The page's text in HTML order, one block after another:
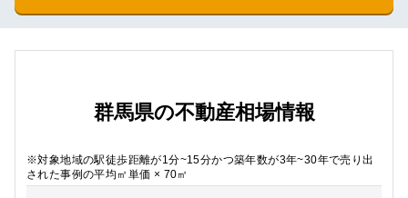
群馬県の不動産相場情報
※対象地域の駅徒歩距離が1分~15分かつ築年数が3年~30年で売り出
された事例の平均㎡単価 × 70㎡